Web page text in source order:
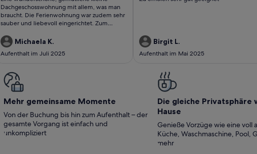
bewertungen)
Dachgeschosswohnung mit allem, was man
braucht. Die Ferienwohnung war zudem sehr
sauber und liebevoll eingerichtet. Zum
angerufen, was ich auch als sehr angenehm
empfunden habe. Die Nachbarin, die sich
dann vor Ort um alles gekümmert hat, war
sehr gelungener Aufenthalt!
Michaela K.
Aufenthalt im Juli 2025
bewertung)
Birgit L.
Aufenthalt im Mai 2025
Mehr gemeinsame Momente
Von der Buchung bis hin zum Aufenthalt – der
gesamte Vorgang ist einfach und
unkompliziert
Die gleiche Privatsphäre
Hause
Genieße Vorzüge wie eine voll
Küche, Waschmaschine, Pool,
mehr